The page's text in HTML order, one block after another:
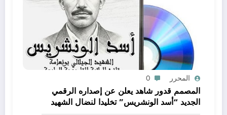
المحرر 0
المصمم قدور شاهد يعلن عن إصداره الرقمي
الجديد “أسد الونشريس” تخليدا لنضال الشهيد